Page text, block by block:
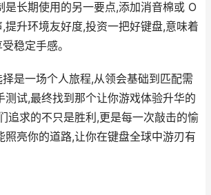
是长期使用的另一要点,添加消音棉或 O
提升环境友好度,投资一把好键盘,意味着
稳定手感。
是一场个人旅程,从领会基础到匹配需
测试,最终找到那个让你游戏体验升华的
追求的不只是胜利,更是每一次敲击的愉
照亮你的道路,让你在键盘全球中游刃有